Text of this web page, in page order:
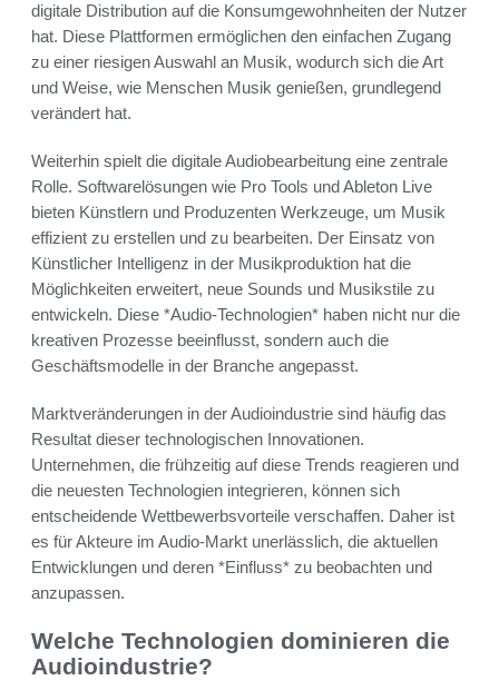
digitale Distribution auf die Konsumgewohnheiten der Nutzer
hat. Diese Plattformen ermöglichen den einfachen Zugang
zu einer riesigen Auswahl an Musik, wodurch sich die Art
und Weise, wie Menschen Musik genießen, grundlegend
verändert hat.
Weiterhin spielt die digitale Audiobearbeitung eine zentrale
Rolle. Softwarelösungen wie Pro Tools und Ableton Live
bieten Künstlern und Produzenten Werkzeuge, um Musik
effizient zu erstellen und zu bearbeiten. Der Einsatz von
Künstlicher Intelligenz in der Musikproduktion hat die
Möglichkeiten erweitert, neue Sounds und Musikstile zu
entwickeln. Diese *Audio-Technologien* haben nicht nur die
kreativen Prozesse beeinflusst, sondern auch die
Geschäftsmodelle in der Branche angepasst.
Marktveränderungen in der Audioindustrie sind häufig das
Resultat dieser technologischen Innovationen.
Unternehmen, die frühzeitig auf diese Trends reagieren und
die neuesten Technologien integrieren, können sich
entscheidende Wettbewerbsvorteile verschaffen. Daher ist
es für Akteure im Audio-Markt unerlässlich, die aktuellen
Entwicklungen und deren *Einfluss* zu beobachten und
anzupassen.
Welche Technologien dominieren die
Audioindustrie?